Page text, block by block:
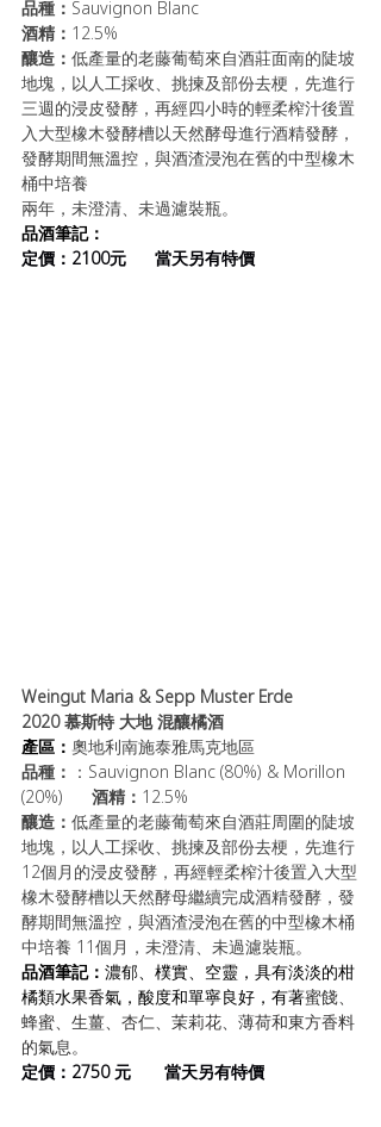
品種： Sauvignon Blanc
酒精： 12.5%
釀造： 低產量的老藤葡萄來自酒莊面南的陡坡
地塊，以人工採收、挑揀及部份去梗，先進行
三週的浸皮發酵，再經四小時的輕柔榨汁後置
入大型橡木發酵槽以天然酵母進行酒精發酵，
發酵期間無溫控，與酒渣浸泡在舊的中型橡木
桶中培養
兩年，未澄清、未過濾裝瓶。
品酒筆記：
定價：2100元      當天另有特價
Weingut Maria & Sepp Muster Erde
2020 慕斯特 大地 混釀橘酒
產區： 奧地利南施泰雅馬克地區
品種： ：Sauvignon Blanc (80%) & Morillon
(20%) 酒精： 12.5%
釀造： 低產量的老藤葡萄來自酒莊周圍的陡坡
地塊，以人工採收、挑揀及部份去梗，先進行
12個月的浸皮發酵，再經輕柔榨汁後置入大型
橡木發酵槽以天然酵母繼續完成酒精發酵，發
酵期間無溫控，與酒渣浸泡在舊的中型橡木桶
中培養 11個月，未澄清、未過濾裝瓶。
品酒筆記： 濃郁、樸實、空靈，具有淡淡的柑
橘類水果香氣，酸度和單寧良好，有著蜜餞、
蜂蜜、生薑、杏仁、茉莉花、薄荷和東方香料
的氣息。
定價：2750 元       當天另有特價